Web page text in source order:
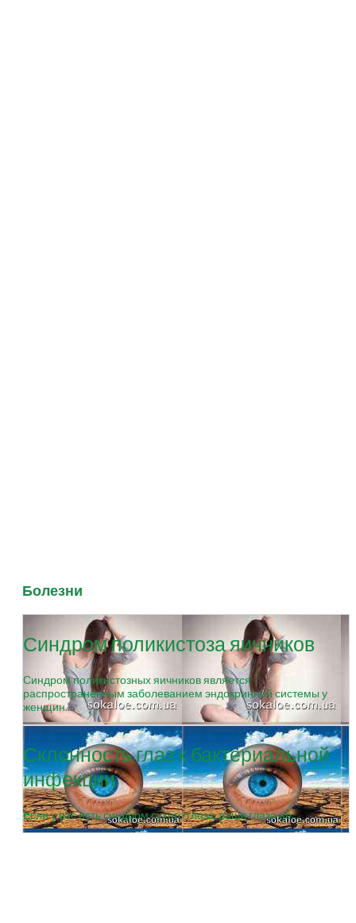
Болезни
Синдром поликистоза яичников
Синдром поликистозных яичников является
распространенным заболеванием эндокринной системы у
женщин...
Склонность глаз к бактериальной
инфекции
Если у вас есть синдром сухого глаза, ваши глаза не...